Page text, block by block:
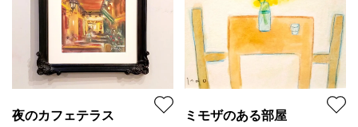
夜のカフェテラス ミモザのある部屋